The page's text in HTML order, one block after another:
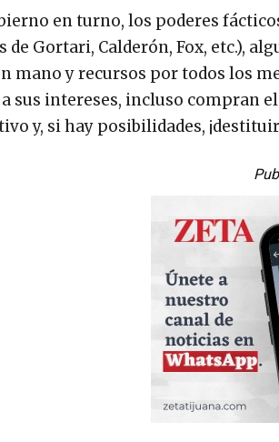
en turno, los poderes
de Gortari, Calderón, Fox, etc.),
mano y recursos por todos los
sus intereses, incluso compran
y, si hay posibilidades,